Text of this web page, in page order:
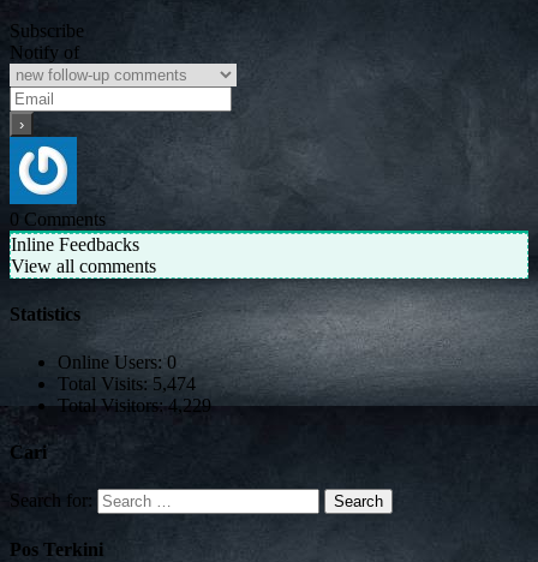
Subscribe
Notify of
0 Comments
Inline Feedbacks
View all comments
Statistics
Online Users: 0
Total Visits: 5,474
Total Visitors:4,229
Cari
Search for:
Pos Terkini